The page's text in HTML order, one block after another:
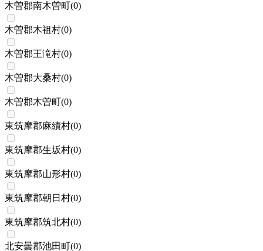
木曽郡南木曽町(0)
木曽郡木祖村(0)
木曽郡王滝村(0)
木曽郡大桑村(0)
木曽郡木曽町(0)
東筑摩郡麻績村(0)
東筑摩郡生坂村(0)
東筑摩郡山形村(0)
東筑摩郡朝日村(0)
東筑摩郡筑北村(0)
北安曇郡池田町(0)